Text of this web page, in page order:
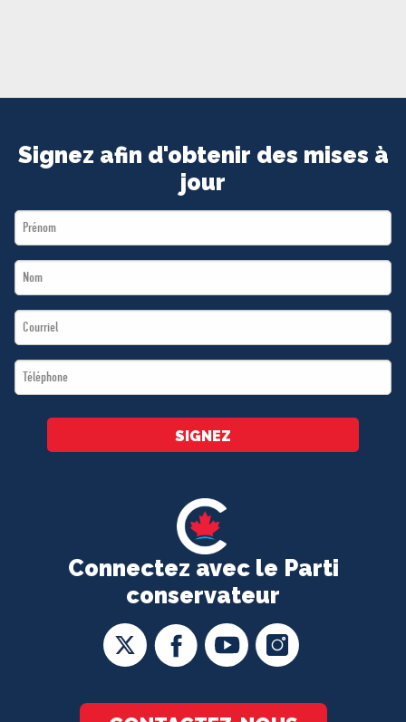
Connectez avec le Parti
conservateur
Signez afin d'obtenir des mises à
jour
First
Name
Last
Name
Email
*
Téléphone
*
SIGNEZ